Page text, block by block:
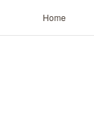
Home